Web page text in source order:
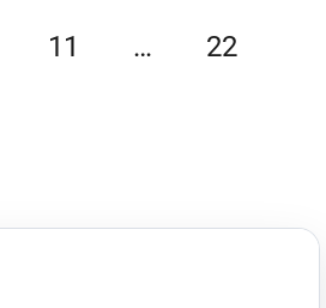
11 … 22